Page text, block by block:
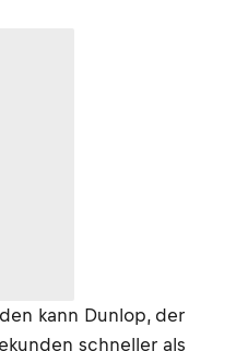
kann Dunlop, der
schneller als